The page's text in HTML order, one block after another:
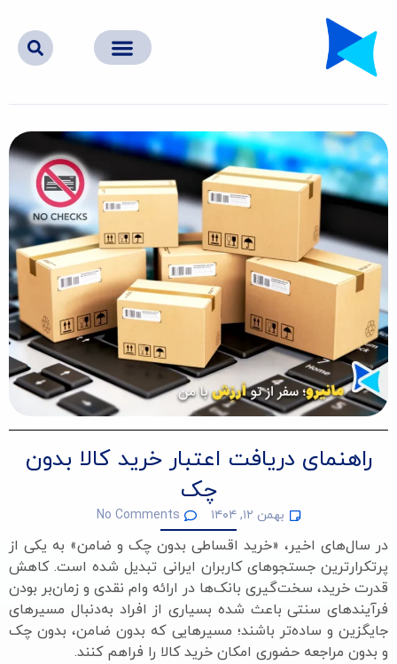
راهنمای دریافت اعتبار خرید کالا بدون
چک
بهمن ۱۲, ۱۴۰۴ No Comments
در سال‌های اخیر، «خرید اقساطی بدون چک و ضامن» به یکی از
پرتکرارترین جستجوهای کاربران ایرانی تبدیل شده است. کاهش
قدرت خرید، سخت‌گیری بانک‌ها در ارائه وام نقدی و زمان‌بر بودن
فرآیندهای سنتی باعث شده بسیاری از افراد به‌دنبال مسیرهای
جایگزین و ساده‌تر باشند؛ مسیرهایی که بدون ضامن، بدون چک
و بدون مراجعه حضوری امکان خرید کالا را فراهم کنند.